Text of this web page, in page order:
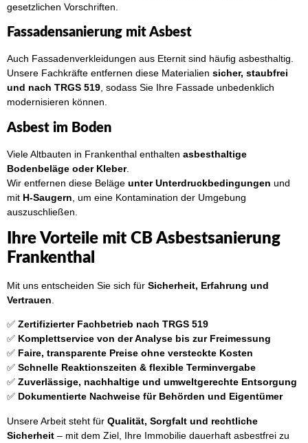
gesetzlichen Vorschriften.
Fassadensanierung mit Asbest
Auch Fassadenverkleidungen aus Eternit sind häufig asbesthaltig.
Unsere Fachkräfte entfernen diese Materialien sicher, staubfrei
und nach TRGS 519 , sodass Sie Ihre Fassade unbedenklich
modernisieren können.
Asbest im Boden
Viele Altbauten in Frankenthal enthalten asbesthaltige
Bodenbeläge oder Kleber.
Wir entfernen diese Beläge unter Unterdruckbedingungen und
mit H-Saugern , um eine Kontamination der Umgebung
auszuschließen.
Ihre Vorteile mit CB Asbestsanierung
Frankenthal
Mit uns entscheiden Sie sich für Sicherheit, Erfahrung und
Vertrauen
✅ Zertifizierter Fachbetrieb nach TRGS 519
✅ Komplettservice von der Analyse bis zur Freimessung
✅ Faire, transparente Preise ohne versteckte Kosten
✅ Schnelle Reaktionszeiten & flexible Terminvergabe
✅ Zuverlässige, nachhaltige und umweltgerechte Entsorgung
✅ Dokumentierte Nachweise für Behörden und Eigentümer
Unsere Arbeit steht für Qualität, Sorgfalt und rechtliche
Sicherheit – mit dem Ziel, Ihre Immobilie dauerhaft asbestfrei zu